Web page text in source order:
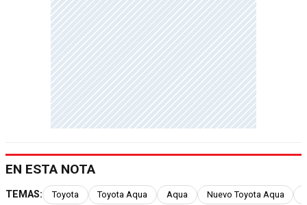
EN ESTA NOTA
TEMAS: Toyota Toyota Aqua Aqua Nuevo Toyota Aqua